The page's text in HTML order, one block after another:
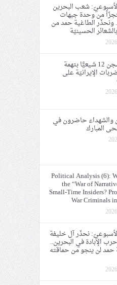
شعب البحرين
من وحدة جبهات
ونحذّر الطاغية حمد من
الحسينيّة
الحكم بسجن 12 شيعيًّا بتهمة
الإيرانيّة على
والشهداء حاضرون في
المبارك
Political Analysis (6):
the “War of
Small-Time Insiders?
War Criminals
نحذّر آل خليفة
الإبادة في البحرين..
حمد لن ينجو من حماقته